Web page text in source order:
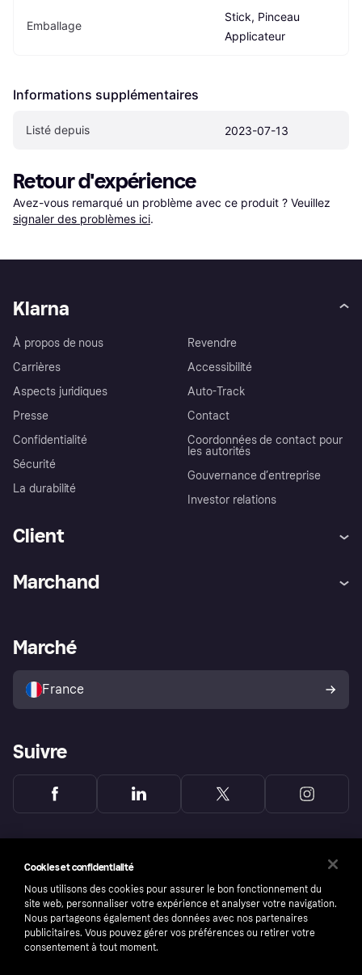
Emballage
Stick, Pinceau
Applicateur
Informations supplémentaires
Listé depuis 2023-07-13
Retour d'expérience
Avez-vous remarqué un problème avec ce produit ? Veuillez
signaler des problèmes ici.
Klarna
À propos de nous
Carrières
Aspects juridiques
Presse
Confidentialité
Sécurité
La durabilité
Revendre
Accessibilité
Auto-Track
Contact
Coordonnées de contact pour
les autorités
Gouvernance d’entreprise
Investor relations
Client
Explorez les magasins
Politique de protection de
l’acheteur Klarna
Marchand
Portail Marchand
Marché
France
Suivre
Cookies et confidentialité
Nous utilisons des cookies pour assurer le bon fonctionnement du
site web, personnaliser votre expérience et analyser votre navigation.
Nous partageons également des données avec nos partenaires
publicitaires. Vous pouvez gérer vos préférences ou retirer votre
consentement à tout moment.